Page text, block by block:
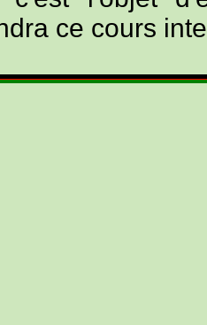
ce cours